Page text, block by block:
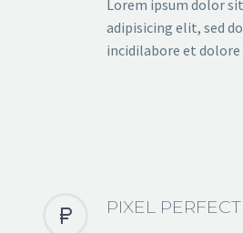
Lorem ipsum dolor
adipisicing elit, sed
incidilabore et dolore

 PIXEL